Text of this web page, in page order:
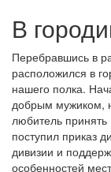
В
Перебравшись в
расположился в
нашего полка.
добрым мужиком,
любитель принять
поступил приказ
дивизии и
особенностей